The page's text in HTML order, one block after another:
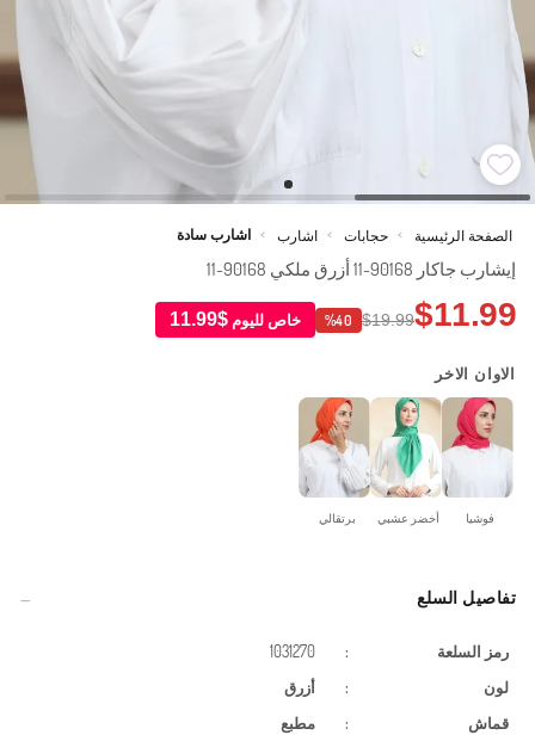
الصفحة الرئيسية > حجابات > اشارب > اشارب سادة
إيشارب جاكار 90168-11 أزرق ملكي 90168-11
$11.99
$19.99
%40 خاص لليوم $11.99
الاوان الاخر
فوشيا أخضر عشبي برتقالي
تفاصيل السلع
رمز السلعة :
1031270
لون
:
أزرق
قماش
:
مطبع